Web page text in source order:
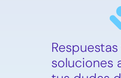
Respuestas
soluciones